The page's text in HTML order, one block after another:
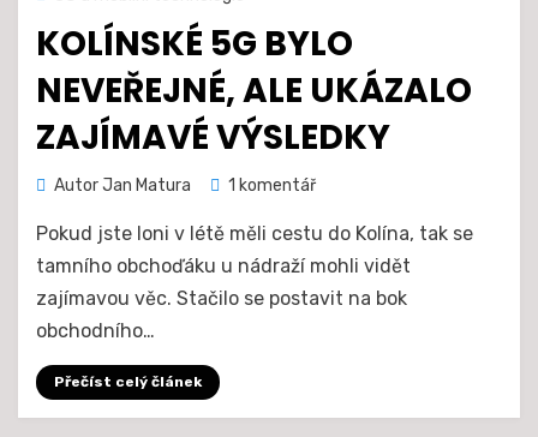
KOLÍNSKÉ 5G BYLO
NEVEŘEJNÉ, ALE UKÁZALO
ZAJÍMAVÉ VÝSLEDKY
AutorJan Matura 1 komentářu
s
názvem
Kolínské
ukázalo
Pokud jste loni v létě měli cestu do Kolína, tak se
tamního obchoďáku u nádraží mohli vidět
zajímavou věc. Stačilo se postavit na bok
obchodního…
Přečíst celý článek